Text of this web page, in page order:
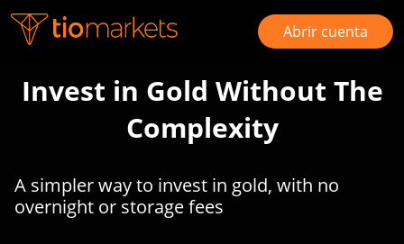
Abrir cuenta
Invest in Gold Without The
Complexity
A simpler way to invest in gold, with no
overnight or storage fees